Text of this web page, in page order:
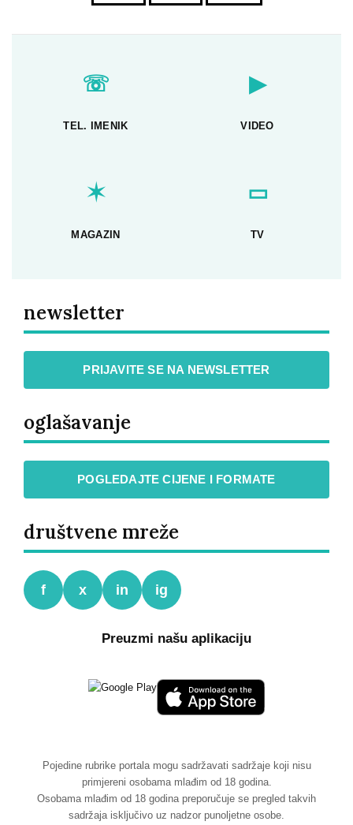
☏
TEL. IMENIK
▶
VIDEO
✶
MAGAZIN
▭
TV
newsletter
PRIJAVITE SE NA NEWSLETTER
oglašavanje
POGLEDAJTE CIJENE I FORMATE
društvene mreže
f x in ig
Preuzmi našu aplikaciju
Pojedine rubrike portala mogu sadržavati sadržaje koji nisu
primjereni osobama mlađim od 18 godina.
Osobama mlađim od 18 godina preporučuje se pregled takvih
sadržaja isključivo uz nadzor punoljetne osobe.